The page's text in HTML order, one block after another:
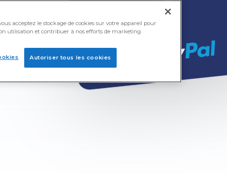
acceptez le stockage de cookies sur votre appareil pour
utilisation et contribuer à nos efforts de marketing.
Autoriser tous les cookies